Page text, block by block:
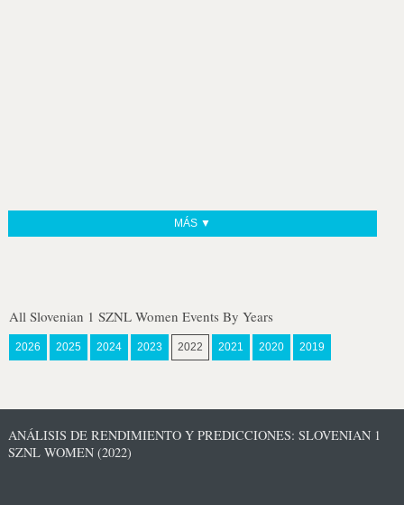
MÁS ▼
All Slovenian 1 SZNL Women Events By Years
2026 2025 2024 2023 2022 2021 2020 2019
ANÁLISIS DE RENDIMIENTO Y PREDICCIONES: SLOVENIAN 1
SZNL WOMEN (2022)